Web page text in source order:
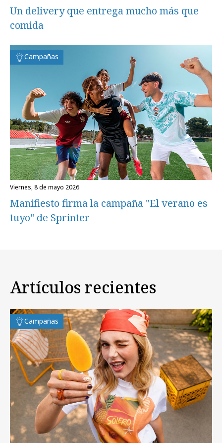
Un delivery que entrega mucho más que
comida
Campañas
viernes, 8 de mayo 2026
Manifiesto firma la campaña "El verano es
tuyo" de Sprinter
Artículos recientes
Campañas